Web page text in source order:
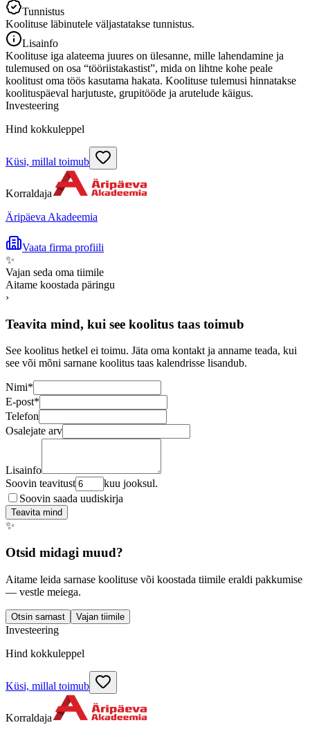
Tunnistus
Koolituse läbinutele väljastatakse tunnistus.
Lisainfo
Koolituse iga alateema juures on ülesanne, mille lahendamine ja
tulemused on osa “tööriistakastist”, mida on lihtne kohe peale
koolitust oma töös kasutama hakata. Koolituse tulemusi hinnatakse
koolituspäeval harjutuste, grupitööde ja arutelude käigus.
Investeering
Hind kokkuleppel
Küsi, millal toimub
Korraldaja
Äripäeva Akadeemia
Vaata firma profiili
✨
Vajan seda oma tiimile
Aitame koostada päringu
›
Teavita mind, kui see koolitus taas toimub
See koolitus hetkel ei toimu. Jäta oma kontakt ja anname teada, kui
see või mõni sarnane koolitus taas kalendrisse lisandub.
Nimi*
E-post*
Telefon
Osalejate arv
Lisainfo
Soovin teavitust
kuu jooksul.
Soovin saada uudiskirja
Teavita mind
✨
Otsid midagi muud?
Aitame leida sarnase koolituse või koostada tiimile eraldi pakkumise
— vestle meiega.
Otsin sarnast Vajan tiimile
Investeering
Hind kokkuleppel
Küsi, millal toimub
Korraldaja